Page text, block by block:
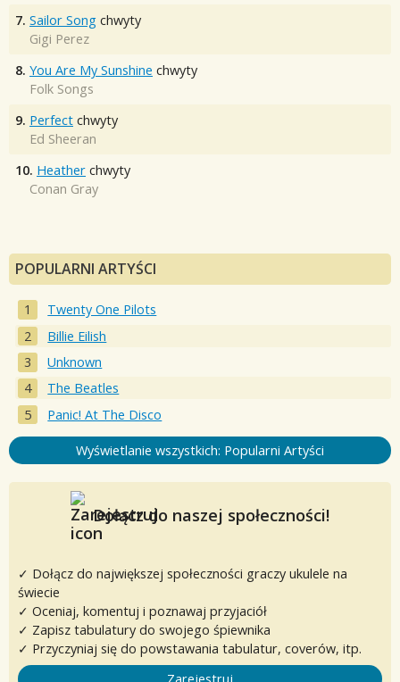
7. Sailor Song chwyty
Gigi Perez
8. You Are My Sunshine chwyty
Folk Songs
9. Perfect chwyty
Ed Sheeran
10. Heather chwyty
Conan Gray
POPULARNI ARTYŚCI
Twenty One Pilots
Billie Eilish
Unknown
The Beatles
Panic! At The Disco
Wyświetlanie wszystkich: Popularni Artyści
Dołącz do naszej społeczności!
✓ Dołącz do największej społeczności graczy ukulele na
świecie
✓ Oceniaj, komentuj i poznawaj przyjaciół
✓ Zapisz tabulatury do swojego śpiewnika
✓ Przyczyniaj się do powstawania tabulatur, coverów, itp.